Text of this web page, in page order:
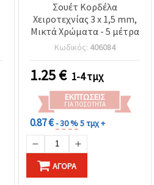
Σουέτ Κορδέλα
Χειροτεχνίας 3 x 1,5 mm,
Μικτά Χρώματα - 5 μέτρα
Κωδικός: 406084
1.25€ 1-4 τμχ
ΕΚΠΤΏΣΕΙΣ
ΓΙΑ ΠΟΣΌΤΗΤΑ
0.87 €- 30 %5 τμχ +
ΑΓΟΡΆ